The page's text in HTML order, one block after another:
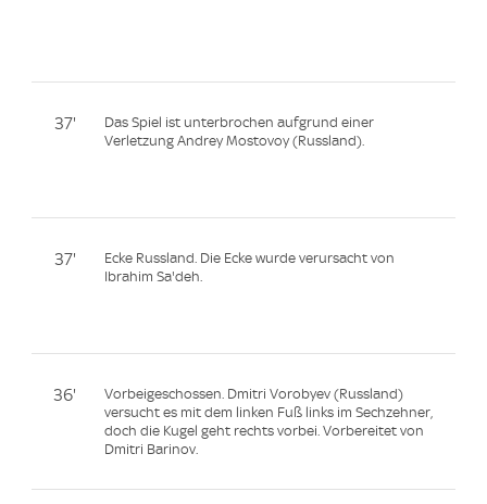
37'
Das Spiel ist unterbrochen aufgrund einer
Verletzung Andrey Mostovoy (Russland).
37'
Ecke Russland. Die Ecke wurde verursacht von
Ibrahim Sa'deh.
36'
Vorbeigeschossen. Dmitri Vorobyev (Russland)
versucht es mit dem linken Fuß links im Sechzehner,
doch die Kugel geht rechts vorbei. Vorbereitet von
Dmitri Barinov.